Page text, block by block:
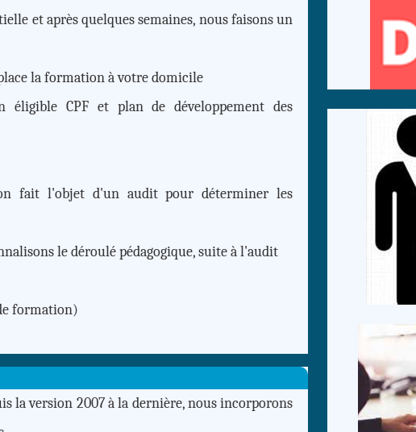
et après quelques semaines, nous faisons un
la formation à votre domicile
éligible CPF et plan de développement des
fait l'objet d'un audit pour déterminer les
le déroulé pédagogique, suite à l'audit
formation)
la version 2007 à la dernière, nous incorporons